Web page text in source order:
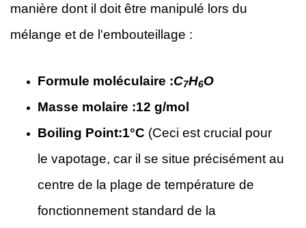
manière dont il doit être manipulé lors du
mélange et de l'embouteillage :
Formule moléculaire :C7H6O
Masse molaire :12 g/mol
Boiling Point:1°C (Ceci est crucial pour
le vapotage, car il se situe précisément au
centre de la plage de température de
fonctionnement standard de la